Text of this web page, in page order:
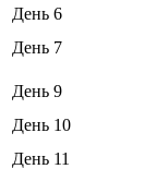
День 6
День 7
День 9
День 10
День 11